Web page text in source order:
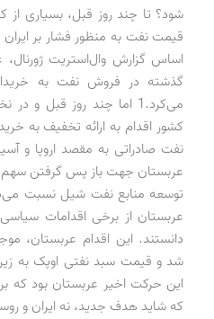
شود؟ تا چند روز قبل، بسیاری
قیمت نفت به منظور فشار بر
اساس گزارش وال‌استریت
گذشته در فروش نفت به
می‌کرد.1 اما چند روز قبل و
کشور اقدام به ارائه تخفیف به
نفت صادراتی به مقصد اروپا و
عربستان جهت باز پس گرفتن سهم
توسعه منابع نفت شیل نسبت
عربستان از برخی اقدامات
دانستند. این اقدام
این حرکت اخیر عربستان بود که
که شاید هدف جدید، نه ایران و